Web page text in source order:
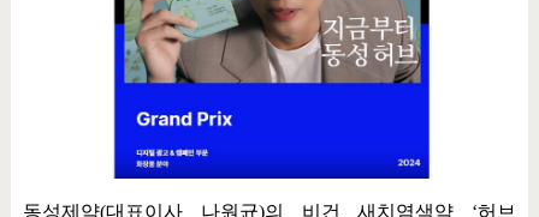
동성제약(대표이사 나원균)의 비건 새치염색약 ‘허브